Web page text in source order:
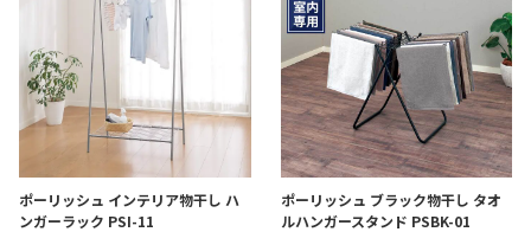
ポーリッシュ インテリア物干し ハ
ンガーラック PSI-11
ポーリッシュ ブラック物干し タオ
ルハンガースタンド PSBK-01